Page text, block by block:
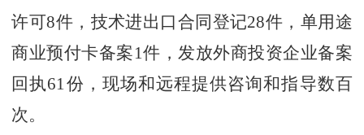
许可8件，技术进出口合同登记28件，单用途
商业预付卡备案1件，发放外商投资企业备案
回执61份，现场和远程提供咨询和指导数百
次。